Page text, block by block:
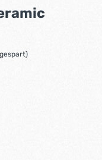
gespart)